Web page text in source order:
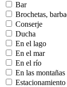
Bar
Brochetas,
Conserje
Ducha
En el lago
En el mar
En el río
En las montañas
Estacionamiento